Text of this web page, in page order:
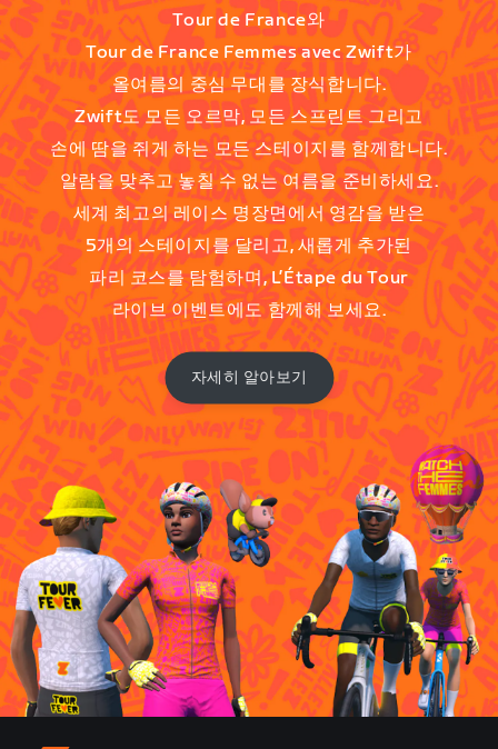
Tour de France와
Tour de France Femmes avec Zwift가
올여름의 중심 무대를 장식합니다.
Zwift도 모든 오르막, 모든 스프린트 그리고
손에 땀을 쥐게 하는 모든 스테이지를 함께합니다.
알람을 맞추고 놓칠 수 없는 여름을 준비하세요.
세계 최고의 레이스 명장면에서 영감을 받은
5개의 스테이지를 달리고, 새롭게 추가된
파리 코스를 탐험하며, L’Étape du Tour
라이브 이벤트에도 함께해 보세요.
자세히 알아보기